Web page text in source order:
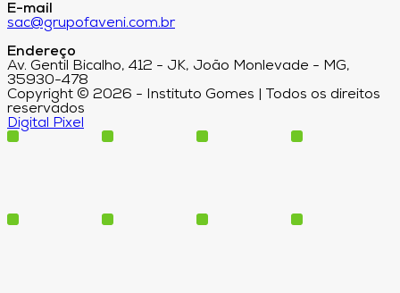
E-mail
sac@grupofaveni.com.br
Endereço
Av. Gentil Bicalho, 412 - JK, João Monlevade - MG,
35930-478
Copyright © 2026 - Instituto Gomes | Todos os direitos
reservados
Digital Pixel